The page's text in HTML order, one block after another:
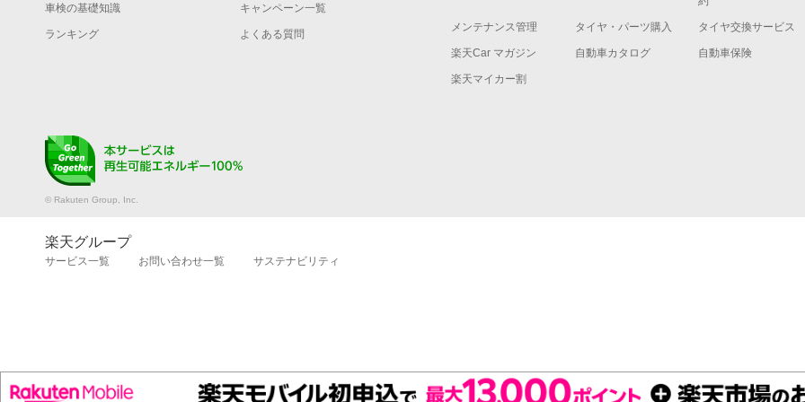
車検の基礎知識 キャンペーン一覧
ランキング よくある質問
メンテナンス管理 タイヤ・パーツ購入 タイヤ交換サービス
楽天Car マガジン 自動車カタログ 自動車保険
楽天マイカー割
© Rakuten Group, Inc.
楽天グループ
サービス一覧 お問い合わせ一覧 サステナビリティ